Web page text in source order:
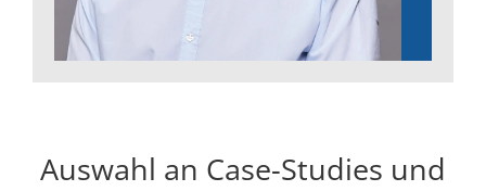
Auswahl an Case-Studies und